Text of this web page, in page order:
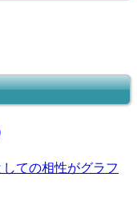
ての相性がグラフ